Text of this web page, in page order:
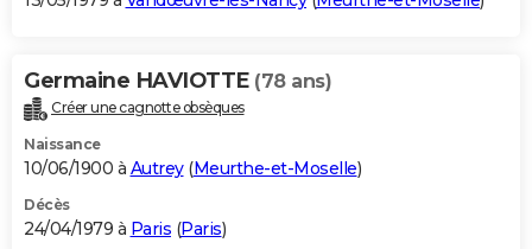
Germaine HAVIOTTE (78 ans)
Créer une cagnotte obsèques
Naissance
10/06/1900 à Autrey(Meurthe-et-Moselle)
Décès
24/04/1979 à Paris (Paris)